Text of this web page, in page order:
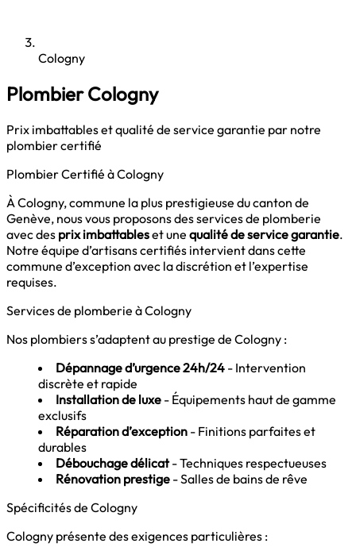
Cologny
Plombier Cologny
Prix imbattables et qualité de service garantie par notre
plombier certifié
Plombier Certifié à Cologny
À Cologny, commune la plus prestigieuse du canton de
Genève, nous vous proposons des services de plomberie
avec des prix imbattableset une qualité de service garantie.
Notre équipe d’artisans certifiés intervient dans cette
commune d’exception avec la discrétion et l’expertise
requises.
Services de plomberie à Cologny
Nos plombiers s’adaptent au prestige de Cologny :
Dépannage d’urgence 24h/24 - Intervention
discrète et rapide
Installation de luxe - Équipements haut de gamme
exclusifs
Réparation d’exception - Finitions parfaites et
durables
Débouchage délicat- Techniques respectueuses
Rénovation prestige - Salles de bains de rêve
Spécificités de Cologny
Cologny présente des exigences particulières :